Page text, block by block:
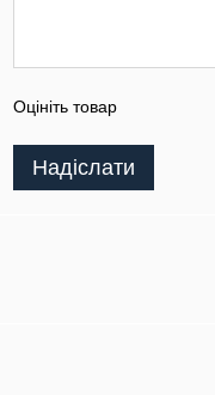
Оцініть товар
Надіслати